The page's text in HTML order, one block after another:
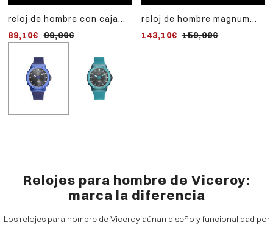
reloj de hombre con caja
silicona azul oscuro
89,10€ 99,00€
reloj de hombre con caja
silicona verde oscuro
89,10€ 99,00€
reloj de hombre magnum
de piel negra
143,10€ 159,00€
Relojes para hombre de Viceroy:
marca la diferencia
Los relojes para hombre deViceroyaúnan diseño y funcionalidad por